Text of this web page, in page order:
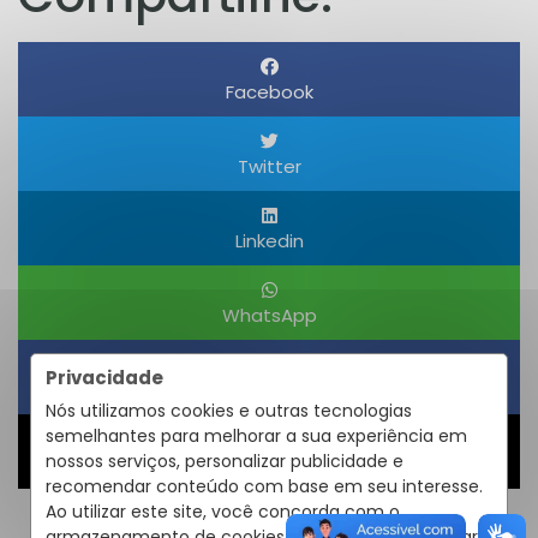
Privacidade
Nós utilizamos cookies e outras tecnologias
semelhantes para melhorar a sua experiência em
nossos serviços, personalizar publicidade e
recomendar conteúdo com base em seu interesse.
Ao utilizar este site, você concorda com o
Facebook
Twitter
Linkedin
WhatsApp
Compartilhar